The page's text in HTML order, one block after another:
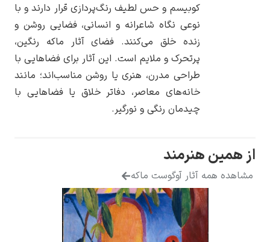
کوبیسم و حس لطیف رنگ‌پردازی قرار دارند و با
نوعی نگاه شاعرانه و انسانی، فضایی روشن و
زنده خلق می‌کنند. فضای آثار ماکه رنگین،
پرتحرک و ملایم است. این آثار برای فضاهایی با
طراحی مدرن، هنری یا روشن مناسب‌اند؛ مانند
خانه‌های معاصر، دفاتر خلاق یا فضاهایی با
چیدمان رنگی و نورگیر.
هنرمند
آثار آوگوست ماکه